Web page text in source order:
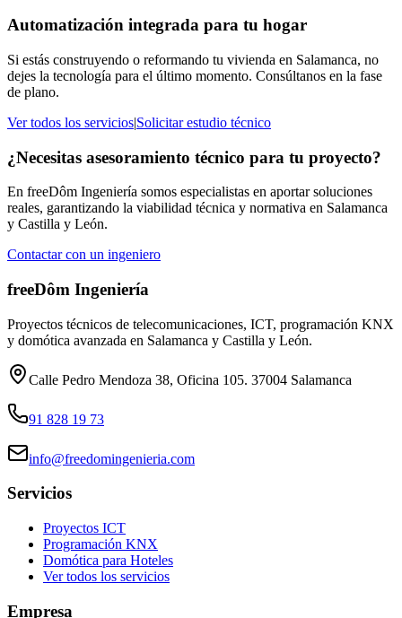
Automatización integrada para tu hogar
Si estás construyendo o reformando tu vivienda en Salamanca, no
dejes la tecnología para el último momento. Consúltanos en la fase
de plano.
Ver todos los servicios|Solicitar estudio técnico
¿Necesitas asesoramiento técnico para tu proyecto?
En freeDôm Ingeniería somos especialistas en aportar soluciones
reales, garantizando la viabilidad técnica y normativa en Salamanca
y Castilla y León.
Contactar con un ingeniero
freeDôm Ingeniería
Proyectos técnicos de telecomunicaciones, ICT, programación KNX
y domótica avanzada en Salamanca y Castilla y León.
Calle Pedro Mendoza 38, Oficina 105. 37004 Salamanca
91 828 19 73
info@freedomingenieria.com
Servicios
Proyectos ICT
Programación KNX
Domótica para Hoteles
Ver todos los servicios
Empresa